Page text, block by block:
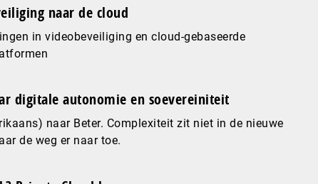
naar de cloud
in videobeveiliging en cloud-gebaseerde
digitale autonomie en soevereiniteit
naar Beter. Complexiteit zit niet in de nieuwe
de weg er naar toe.